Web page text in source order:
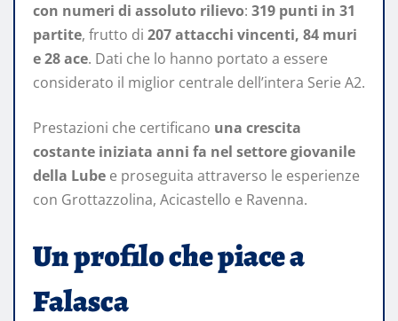
con numeri di assoluto rilievo: 319 punti in 31
partite, frutto di 207 attacchi vincenti, 84 muri
e 28 ace. Dati che lo hanno portato a essere
considerato il miglior centrale dell’intera Serie A2.
Prestazioni che certificano una crescita
costante iniziata anni fa nel settore giovanile
della Lube e proseguita attraverso le esperienze
con Grottazzolina, Acicastello e Ravenna.
Un profilo che piace a
Falasca